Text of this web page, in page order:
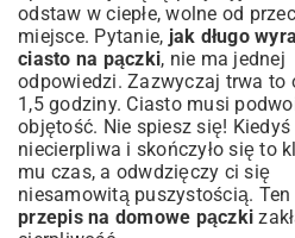
odstaw w ciepłe, wolne od
miejsce. Pytanie, jak długo
ciasto na pączki, nie ma jednej
odpowiedzi. Zazwyczaj trwa to
1,5 godziny. Ciasto musi
objętość. Nie spiesz się! Kiedyś
niecierpliwa i skończyło się to
mu czas, a odwdzięczy ci się
niesamowitą puszystością. Ten
przepis na domowe pączki